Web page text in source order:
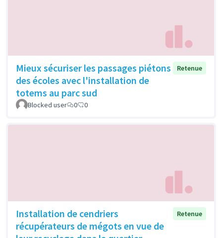
Mieux sécuriser les passages piétons
des écoles avec l'installation de
totems au parc sud
Retenue
Blocked user 0 0
Installation de cendriers
récupérateurs de mégots en vue de
Retenue